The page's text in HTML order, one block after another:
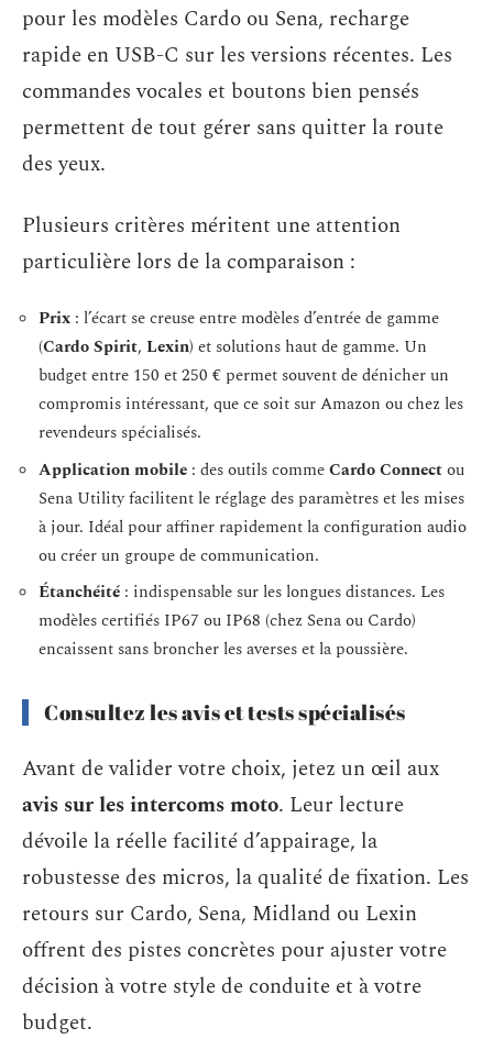
pour les modèles Cardo ou Sena, recharge
rapide en USB-C sur les versions récentes. Les
commandes vocales et boutons bien pensés
permettent de tout gérer sans quitter la route
des yeux.
Plusieurs critères méritent une attention
particulière lors de la comparaison :
Prix : l’écart se creuse entre modèles d’entrée de gamme
(Cardo Spirit, Lexin) et solutions haut de gamme. Un
budget entre 150 et 250 € permet souvent de dénicher un
compromis intéressant, que ce soit sur Amazon ou chez les
revendeurs spécialisés.
Application mobile : des outils commeCardo Connectou
Sena Utility facilitent le réglage des paramètres et les mises
à jour. Idéal pour affiner rapidement la configuration audio
ou créer un groupe de communication.
Étanchéité : indispensable sur les longues distances. Les
modèles certifiés IP67 ou IP68 (chez Sena ou Cardo)
encaissent sans broncher les averses et la poussière.
Consultez les avis et tests spécialisés
Avant de valider votre choix, jetez un œil aux
avis sur les intercoms moto. Leur lecture
dévoile la réelle facilité d’appairage, la
robustesse des micros, la qualité de fixation. Les
retours sur Cardo, Sena, Midland ou Lexin
offrent des pistes concrètes pour ajuster votre
décision à votre style de conduite et à votre
budget.